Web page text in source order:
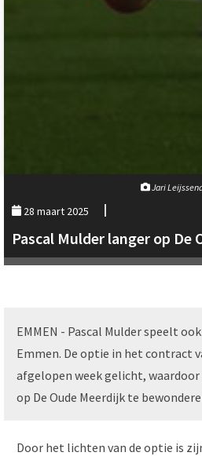
Jari
28 maart 2025
Pascal Mulder langer op De
EMMEN - Pascal Mulder speelt
Emmen. De optie in het contract
afgelopen week gelicht,
op De Oude Meerdijk te
Door het lichten van de optie is